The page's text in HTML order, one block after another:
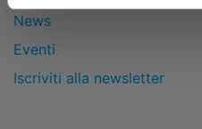
News
Eventi
Iscriviti alla newsletter